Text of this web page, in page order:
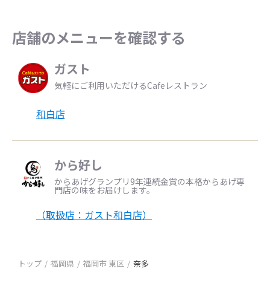
店舗のメニューを確認する
ガスト
気軽にご利用いただけるCafeレストラン
和白店
から好し
からあげグランプリ9年連続金賞の本格からあげ専
門店の味をお届けします。
（取扱店：ガスト和白店）
トップ 福岡県 福岡市 東区 奈多